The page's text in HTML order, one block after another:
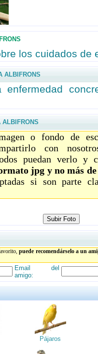
los cuidados de
ALBIFRONS
enfermedad
ALBIFRONS
o fondo de
con
puedan verlo y
jpg y no más
si son parte
puede recomendárselo a un
Email del
amigo:
Pájaros